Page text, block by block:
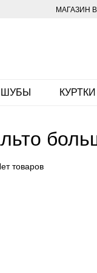
МАГАЗИН
КУРТКИ
товаров